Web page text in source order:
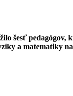
šesť
a matematiky